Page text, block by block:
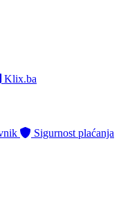
Klix.ba
Sigurnost plaćanja